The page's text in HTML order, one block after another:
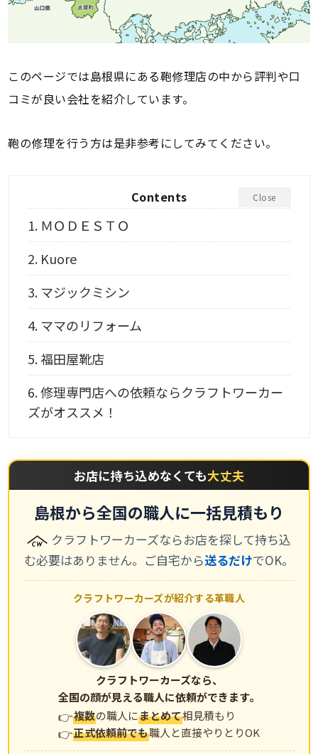
このページでは島根県にある鞄修理店の中から評判や口
コミが良い会社を紹介しています。
鞄の修理を行う方は是非参考にしてみてください。
Contents Close
1.ＭＯＤＥＳＴＯ
2.Kuore
3.マジックミシン
4.ママのリフォーム
5.福田屋靴店
6.修理専門店への依頼ならクラフトワーカー
ズがオススメ！
お店に持ち込めなくても大丈夫
島根から全国の職人に一括見積もり
クラフトワーカーズならお店を探して持ち込
む必要はありません。ご自宅から送るだけでOK。
クラフトワーカーズが紹介する革職人
クラフトワーカーズなら、
全国の顔が見える職人に依頼ができます。
複数の職人にまとめて相見積もり
正式依頼前でも職人と直接やりとりOK